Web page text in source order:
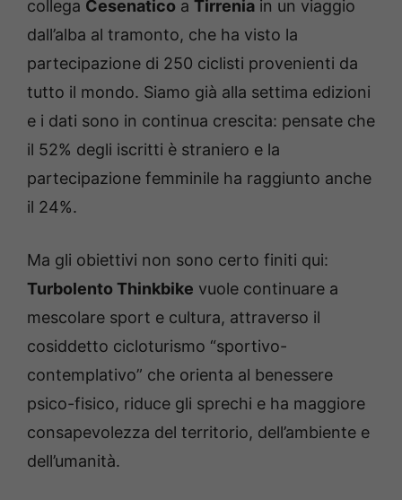
collega Cesenatico a Tirrenia in un viaggio
dall’alba al tramonto, che ha visto la
partecipazione di 250 ciclisti provenienti da
tutto il mondo. Siamo già alla settima edizioni
e i dati sono in continua crescita: pensate che
il 52% degli iscritti è straniero e la
partecipazione femminile ha raggiunto anche
il 24%.
Ma gli obiettivi non sono certo finiti qui:
Turbolento Thinkbike vuole continuare a
mescolare sport e cultura, attraverso il
cosiddetto cicloturismo “sportivo-
contemplativo” che orienta al benessere
psico-fisico, riduce gli sprechi e ha maggiore
consapevolezza del territorio, dell’ambiente e
dell’umanità.